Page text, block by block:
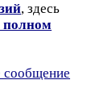
, здесь
полном
сообщение